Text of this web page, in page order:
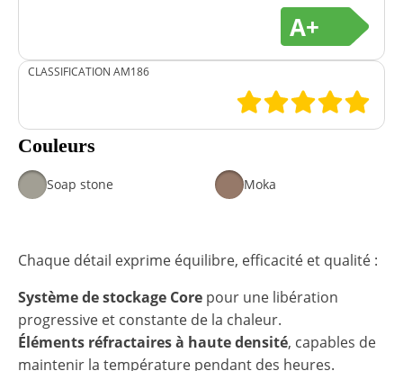
A+
CLASSIFICATION AM186
Couleurs
Soap stone Moka
Chaque détail exprime équilibre, efficacité et qualité :
Système de stockage Core pour une libération
progressive et constante de la chaleur.
Éléments réfractaires à haute densité, capables de
maintenir la température pendant des heures.